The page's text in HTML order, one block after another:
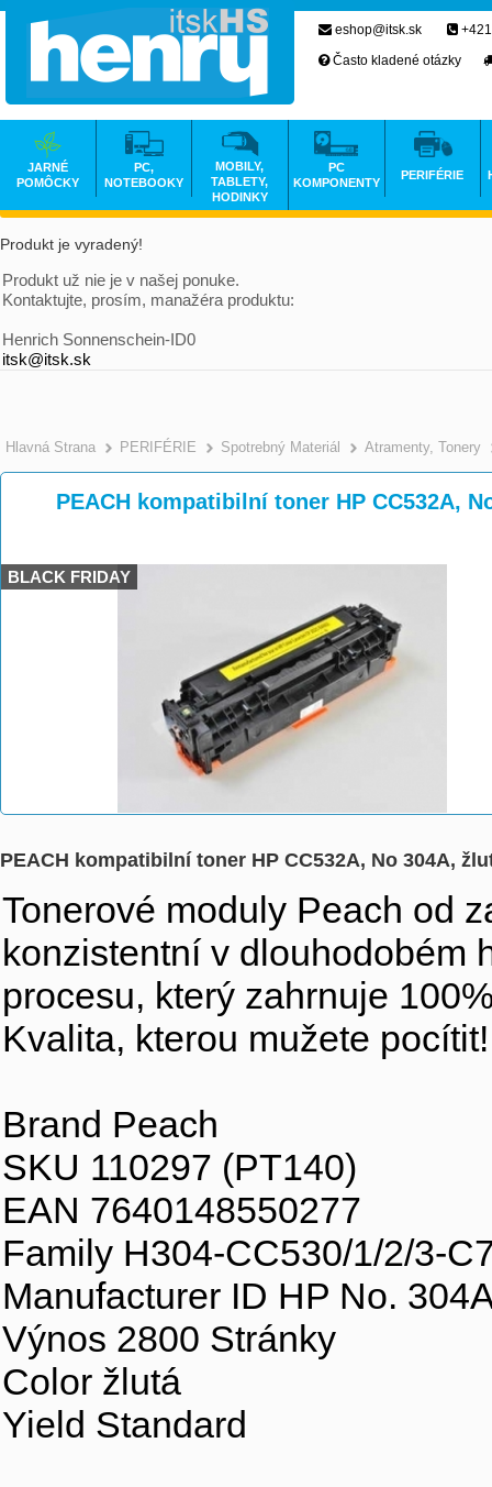
Produkt je vyradený!
Produkt už nie je v našej ponuke.
Kontaktujte, prosím, manažéra produktu:
Henrich Sonnenschein-ID0
itsk@itsk.sk
Hlavná Strana >
PERIFÉRIE >
Spotrebný Materiál >
Atramenty, Tonery
PEACH kompatibilní toner HP CC532A,
BLACK FRIDAY
PEACH kompatibilní toner HP CC532A, No 304A,
Tonerové moduly Peach od
konzistentní v dlouhodobém
procesu, který zahrnuje
Kvalita, kterou mužete pocítit!
Brand Peach
SKU 110297 (PT140)
EAN 7640148550277
Family H304-CC530/1/2/3-
Manufacturer ID HP No.
Výnos 2800 Stránky
Color žlutá
Yield Standard
eshop@itsk.sk
Často kladené otázky
JARNÉ
POMÔCKY
PC,
NOTEBOOKY
MOBILY,
TABLETY,
HODINKY
PC
KOMPONENTY
PERIFÉRIE